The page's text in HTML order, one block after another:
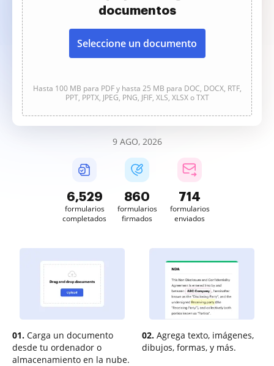
documentos
Seleccione un documento
Hasta 100 MB para PDF y hasta 25 MB para DOC, DOCX, RTF,
PPT, PPTX, JPEG, PNG, JFIF, XLS, XLSX o TXT
9 AGO, 2026
6,529
formularios
completados
860
formularios
firmados
714
formularios
enviados
01. Carga un documento
desde tu ordenador o
almacenamiento en la nube.
02. Agrega texto, imágenes,
dibujos, formas, y más.